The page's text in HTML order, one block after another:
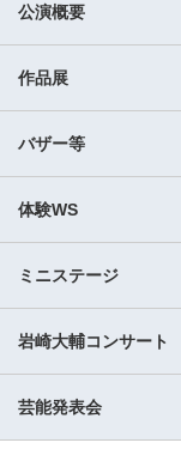
公演概要
作品展
バザー等
体験WS
ミニステージ
岩崎大輔コンサート
芸能発表会